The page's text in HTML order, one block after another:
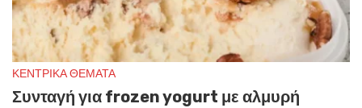
ΚΕΝΤΡΙΚΑ ΘΕΜΑΤΑ
Συνταγή για frozen yogurt με αλμυρή